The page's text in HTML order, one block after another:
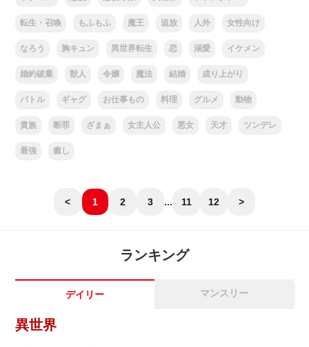
転生・召喚 もふもふ 魔王 追放 人外 女性向け
なろう 胸キュン 異世界転生 恋 溺愛 イケメン
婚約破棄 獣人 令嬢 魔法 結婚 成り上がり
バトル ギャグ お仕事もの 料理 グルメ 動物
貴族 断罪 ざまぁ 女主人公 悪女 天才 ツンデレ
最強 癒し
< 1 2 3 ... 11 12 >
ランキング
デイリー マンスリー
異世界